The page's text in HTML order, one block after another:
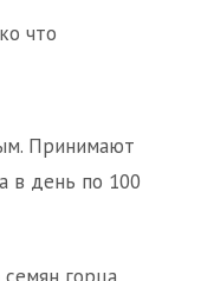
что
Принимают
в день по 100